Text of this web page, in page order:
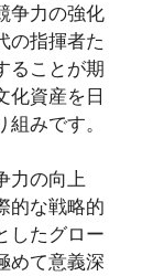
争力の強化
の指揮者た
ることが期
化資産を日
みです。
力の向上
的な戦略的
したグロー
めて意義深